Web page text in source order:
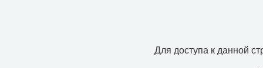
Для доступа к данной